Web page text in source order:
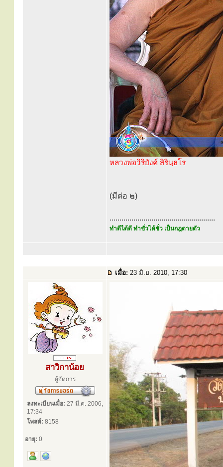
หลวงพ่อวิริยังค์ สิรินฺธโร
(มีต่อ ๒)
.....................................................
ทำดีได้ดี ทำชั่วได้ชั่ว เป็นกฎตายตัว
เมื่อ: 23 มิ.ย. 2010, 17:30
สาวิกาน้อย
ผู้จัดการ
ลงทะเบียนเมื่อ: 27 มี.ค. 2006,
17:34
โพสต์: 8158
อายุ: 0